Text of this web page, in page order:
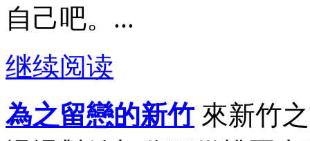
自己吧。...
继续阅读
為之留戀的新竹 來新竹